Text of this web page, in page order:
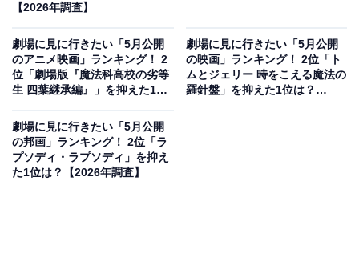
【2026年調査】
劇場に見に行きたい「5月公開
のアニメ映画」ランキング！ 2
位「劇場版『魔法科高校の劣等
生 四葉継承編』」を抑えた1位
劇場に見に行きたい「5月公開
の映画」ランキング！ 2位「ト
ムとジェリー 時をこえる魔法の
羅針盤」を抑えた1位は？
劇場に見に行きたい「5月公開
の邦画」ランキング！ 2位「ラ
プソディ・ラプソディ」を抑え
た1位は？【2026年調査】